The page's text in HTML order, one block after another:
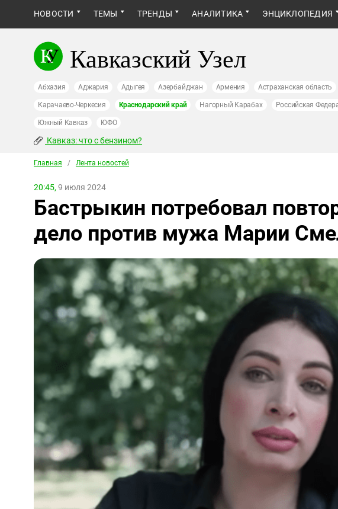
НОВОСТИ ТЕМЫ ТРЕНДЫ АНАЛИТИКА ЭНЦИКЛОПЕДИЯ
Кавказский Узел
Абхазия Аджария Адыгея Азербайджан Армения Астраханская область
Карачаево-Черкесия Краснодарский край Нагорный Карабах Российская
Южный Кавказ ЮФО
Кавказ: что с бензином?
Главная / Лента новостей
20:45, 9 июля 2024
Бастрыкин потребовал
дело против мужа Марии